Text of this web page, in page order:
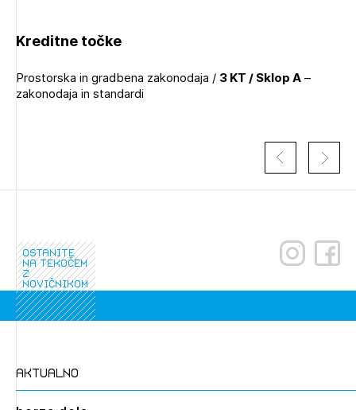
registriranim uporabnikom. Da lahko do nje
dostopate, se je potrebno prijaviti.
PRIJAVITE SE REGISTRIRAJTE SE
Kreditne točke
Prostorska in gradbena zakonodaja / 3 KT / Sklop A–
zakonodaja in standardi
ostanite
na tekočem
z
novičnikom
aktualno